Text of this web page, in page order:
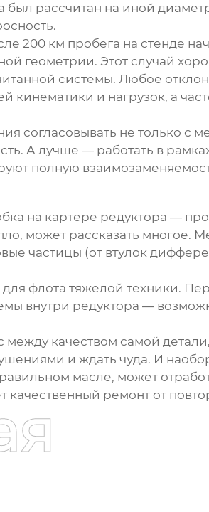
рассчитан на иной
200 км пробега на стенде
геометрии. Этот случай
системы. Любое
кинематики и нагрузок, а
согласовывать не только с
А лучше — работать в
полную
на картере редуктора —
может рассказать многое.
частицы (от втулок
флота тяжелой техники.
внутри редуктора —
между качеством самой
и ждать чуда. И
масле, может
качественный ремонт от